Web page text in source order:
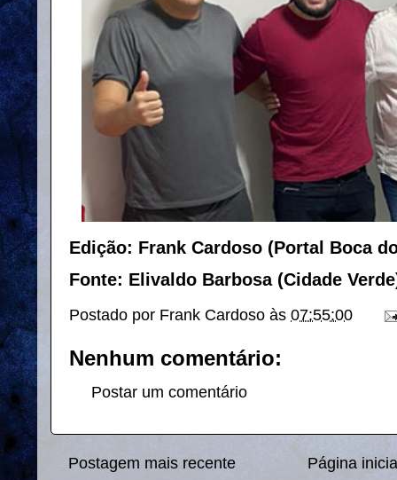
Edição: Frank Cardoso (Portal Boca
Fonte: Elivaldo Barbosa (Cidade
Postado por Frank Cardoso às 07:55:00
Nenhum comentário:
Postar um comentário
Postagem mais recente Página